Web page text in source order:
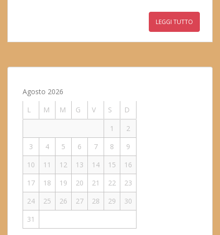
LEGGI TUTTO
Agosto 2026
L
M M G V S
D
1
2
3
4 5 6 7 8
9
10
11 12 13 14 15
16
17
18 19 20 21 22
23
24
25 26 27 28 29
30
31